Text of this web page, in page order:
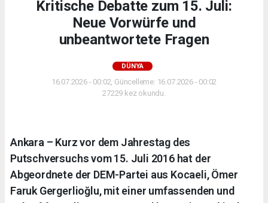
Kritische Debatte zum 15. Juli:
Neue Vorwürfe und
unbeantwortete Fragen
DÜNYA
16.07.2026 - 00:02, Güncelleme: 16.07.2026 - 00:02
27229 kez okundu.
Ankara – Kurz vor dem Jahrestag des
Putschversuchs vom 15. Juli 2016 hat der
Abgeordnete der DEM-Partei aus Kocaeli, Ömer
Faruk Gergerlioğlu, mit einer umfassenden und